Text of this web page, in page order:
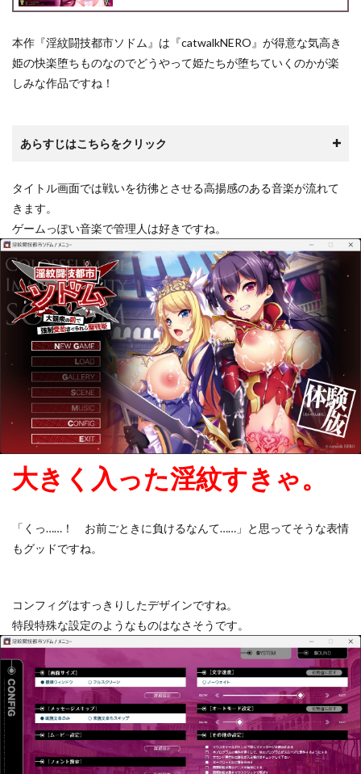
本作『淫紋闘技都市ソドム』は『catwalkNERO』が得意な気高き
姫の快楽堕ちものなのでどうやって姫たちが堕ちていくのかが楽
しみな作品ですね！
あらすじはこちらをクリック
タイトル画面では戦いを彷彿とさせる高揚感のある音楽が流れて
きます。
ゲームっぽい音楽で管理人は好きですね。
大きく入った淫紋すきゃ。
「くっ……！ お前ごときに負けるなんて……」と思ってそうな表情
もグッドですね。
コンフィグはすっきりしたデザインですね。
特段特殊な設定のようなものはなさそうです。